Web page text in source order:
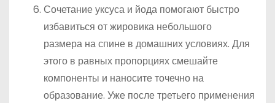
Сочетание уксуса и йода помогают быстро
избавиться от жировика небольшого
размера на спине в домашних условиях. Для
этого в равных пропорциях смешайте
компоненты и наносите точечно на
образование. Уже после третьего применения